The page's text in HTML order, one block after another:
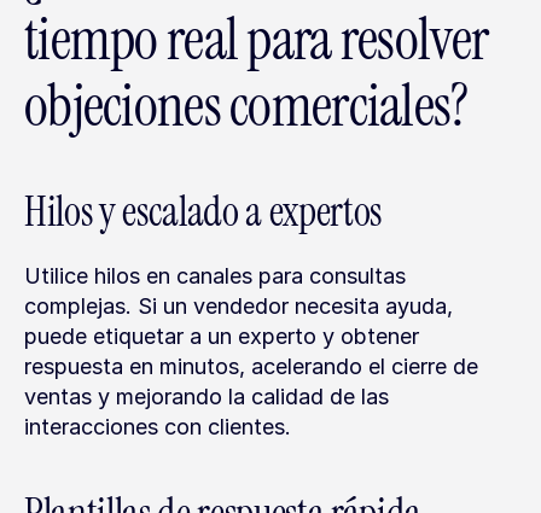
tiempo real para resolver
objeciones comerciales?
Hilos y escalado a expertos
Utilice hilos en canales para consultas
complejas. Si un vendedor necesita ayuda,
puede etiquetar a un experto y obtener
respuesta en minutos, acelerando el cierre de
ventas y mejorando la calidad de las
interacciones con clientes.